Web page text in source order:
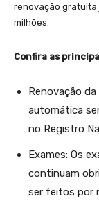
renovação gratuita
milhões.
Confira as
Renovação
automática
no Registro
Exames: Os
continuam
ser feitos por